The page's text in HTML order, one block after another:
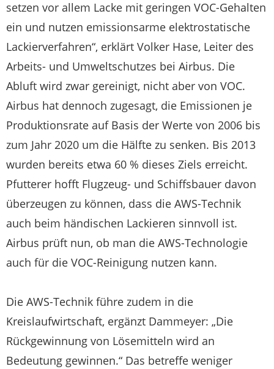
setzen vor allem Lacke mit geringen VOC-Gehalten
ein und nutzen emissionsarme elektrostatische
Lackierverfahren“, erklärt Volker Hase, Leiter des
Arbeits- und Umweltschutzes bei Airbus. Die
Abluft wird zwar gereinigt, nicht aber von VOC.
Airbus hat dennoch zugesagt, die Emissionen je
Produktionsrate auf Basis der Werte von 2006 bis
zum Jahr 2020 um die Hälfte zu senken. Bis 2013
wurden bereits etwa 60 % dieses Ziels erreicht.
Pfutterer hofft Flugzeug- und Schiffsbauer davon
überzeugen zu können, dass die AWS-Technik
auch beim händischen Lackieren sinnvoll ist.
Airbus prüft nun, ob man die AWS-Technologie
auch für die VOC-Reinigung nutzen kann.
Die AWS-Technik führe zudem in die
Kreislaufwirtschaft, ergänzt Dammeyer: „Die
Rückgewinnung von Lösemitteln wird an
Bedeutung gewinnen.“ Das betreffe weniger